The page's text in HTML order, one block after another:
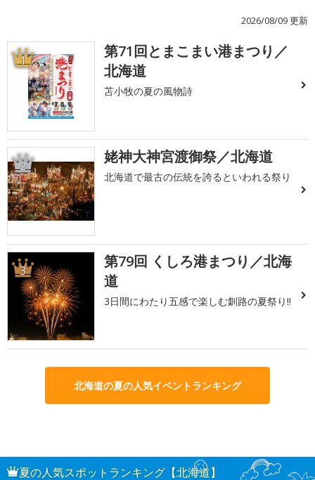
2026/08/09 更新
1
第71回とまこまい港まつり／
北海道
苫小牧の夏の風物詩
2 姥神大神宮渡御祭／北海道
北海道で最古の伝統を誇るといわれる祭り
3
第79回 くしろ港まつり／北海
道
3日間にわたり五感で楽しむ釧路の夏祭り!!
北海道の夏の人気イベントランキング
夏の人気スポットランキング【北海道】